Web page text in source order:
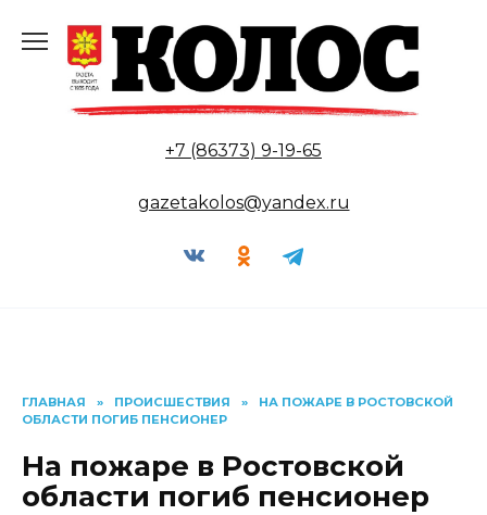
содержанию
+7 (86373) 9-19-65
gazetakolos@yandex.ru
ГЛАВНАЯ » ПРОИСШЕСТВИЯ »
НА ПОЖАРЕ В РОСТОВСКОЙ
ОБЛАСТИ ПОГИБ ПЕНСИОНЕР
На пожаре в Ростовской
области погиб пенсионер